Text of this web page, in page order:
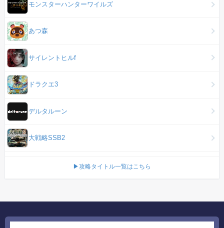
モンスターハンターワイルズ
あつ森
サイレントヒルf
ドラクエ3
デルタルーン
大戦略SSB2
▶攻略タイトル一覧はこちら